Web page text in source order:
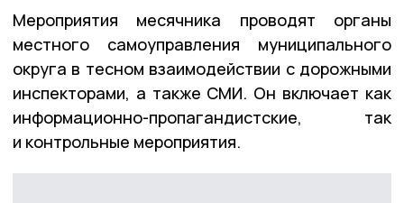
Мероприятия месячника проводят органы
местного самоуправления муниципального
округа в тесном взаимодействии с дорожными
инспекторами, а также СМИ. Он включает как
информационно-пропагандистские, так
и контрольные мероприятия.